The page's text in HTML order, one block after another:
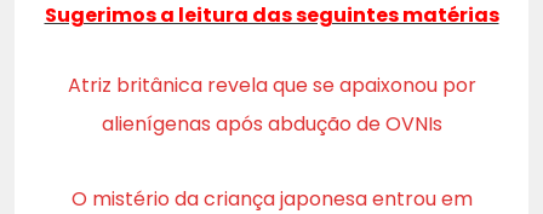
Sugerimos a leitura das seguintes matérias
Atriz britânica revela que se apaixonou por
alienígenas após abdução de OVNIs
O mistério da criança japonesa entrou em